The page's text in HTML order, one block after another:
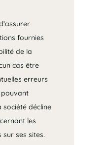
fournies
de la
cas être
erreurs
pouvant
société décline
les
ses sites.